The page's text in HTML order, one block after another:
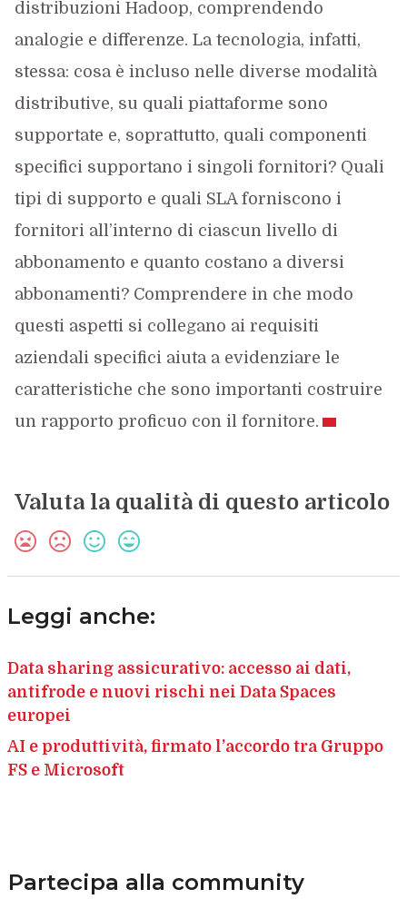
distribuzioni Hadoop, comprendendo
analogie e differenze. La tecnologia, infatti,
stessa: cosa è incluso nelle diverse modalità
distributive, su quali piattaforme sono
supportate e, soprattutto, quali componenti
specifici supportano i singoli fornitori? Quali
tipi di supporto e quali SLA forniscono i
fornitori all’interno di ciascun livello di
abbonamento e quanto costano a diversi
abbonamenti? Comprendere in che modo
questi aspetti si collegano ai requisiti
aziendali specifici aiuta a evidenziare le
caratteristiche che sono importanti costruire
un rapporto proficuo con il fornitore.
Valuta la qualità di questo articolo
Leggi anche:
Data sharing assicurativo: accesso ai dati,
antifrode e nuovi rischi nei Data Spaces
europei
AI e produttività, firmato l’accordo tra Gruppo
FS e Microsoft
Partecipa alla community